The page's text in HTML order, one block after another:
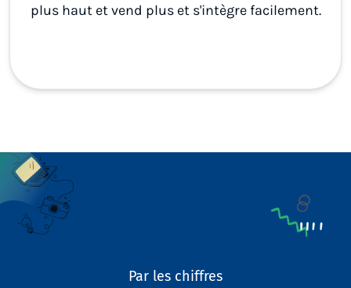
plus haut et vend plus et s'intègre facilement.
Par les chiffres